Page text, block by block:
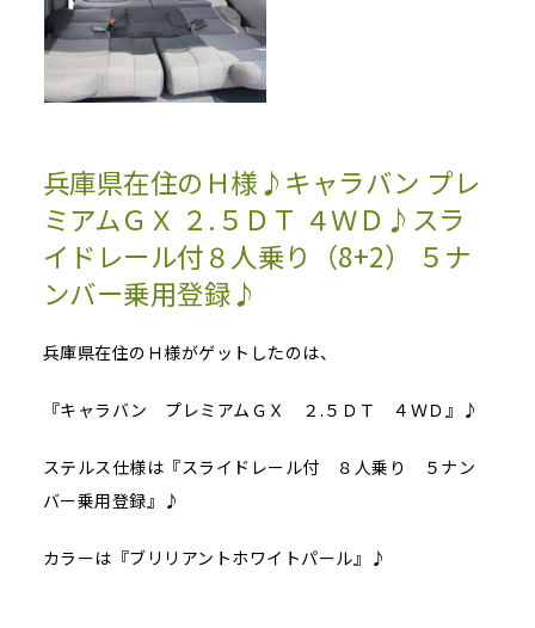
兵庫県在住のＨ様♪キャラバン プレ
ミアムＧＸ ２.５ＤＴ ４ＷＤ♪スラ
イドレール付８人乗り（8+2） ５ナ
ンバー乗用登録♪
兵庫県在住のＨ様がゲットしたのは、
『キャラバン プレミアムＧＸ ２.５ＤＴ ４ＷＤ』♪
ステルス仕様は『スライドレール付 ８人乗り ５ナン
バー乗用登録』♪
カラーは『ブリリアントホワイトパール』♪